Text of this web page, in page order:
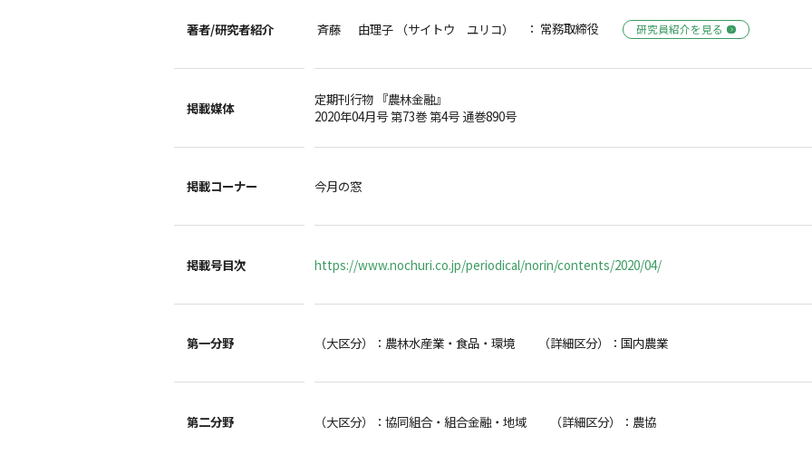
著者/研究者紹介 斉藤 由理子 （サイトウ ユリコ） ： 常務取締役 研究員紹介を見る
掲載媒体
定期刊行物 『農林金融』
2020年04月号 第73巻 第4号 通巻890号
掲載コーナー 今月の窓
掲載号目次 https://www.nochuri.co.jp/periodical/norin/contents/2020/04/
第一分野 （大区分）：農林水産業・食品・環境 （詳細区分）：国内農業
第二分野 （大区分）：協同組合・組合金融・地域 （詳細区分）：農協